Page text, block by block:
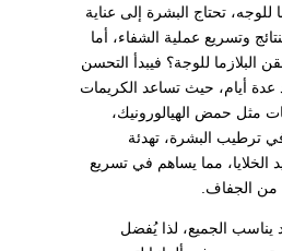
تحتاج البشرة إلى عناية
وتسريع عملية الشفاء، أما
البلازما للوجة؟ فيبدأ التحسن
عدة أيام، حيث تساعد الكريمات
مثل حمض الهيالورونيك،
في ترطيب البشرة، تهدئة
الخلايا، مما يساهم في تسريع
من الجفاف.
يناسب الجميع، لذا يُفضل